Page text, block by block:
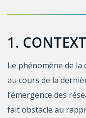
1.
Le phénomène de
au cours de la
l’émergence des
fait obstacle au